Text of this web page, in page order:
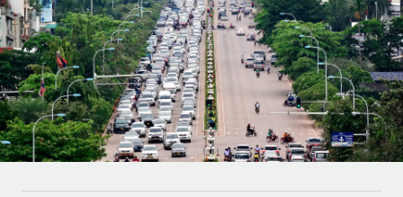
CASE STUDIES
Español
Italiano
Português (Portugal)
日本語